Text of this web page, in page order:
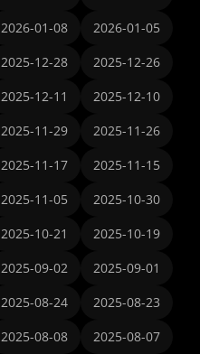
2026-01-08
2026-01-05
2025-12-28
2025-12-26
2025-12-11
2025-12-10
2025-11-29
2025-11-26
2025-11-17
2025-11-15
2025-11-05
2025-10-30
2025-10-21
2025-10-19
2025-09-02
2025-09-01
2025-08-24
2025-08-23
2025-08-08
2025-08-07